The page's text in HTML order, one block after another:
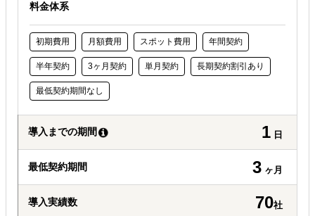
料金体系
初期費用 月額費用 スポット費用 年間契約
半年契約 3ヶ月契約 単月契約 長期契約割引あり
最低契約期間なし
導入までの期間 1 日
最低契約期間 3 ヶ月
導入実績数 70社